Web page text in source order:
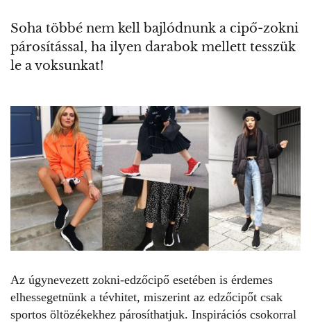
Soha többé nem kell bajlódnunk a cipő-zokni
párosítással, ha ilyen darabok mellett tesszük
le a voksunkat!
Az úgynevezett zokni-edzőcipő esetében is érdemes
elhessegetnünk a tévhitet, miszerint az edzőcipőt csak
sportos öltözékekhez párosíthatjuk. Inspirációs csokorral